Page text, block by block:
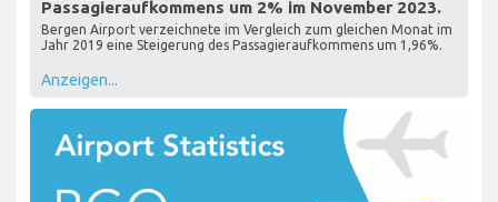
Passagieraufkommens um 2% im November 2023.
Bergen Airport verzeichnete im Vergleich zum gleichen Monat im
Jahr 2019 eine Steigerung des Passagieraufkommens um 1,96%.
Anzeigen...